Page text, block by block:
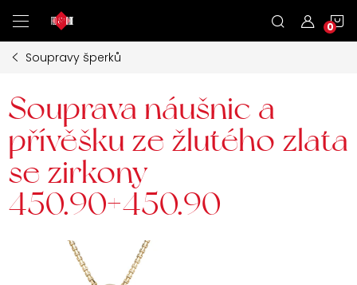
na
obsah
Soupravy šperků
Souprava náušnic a
přívěšku ze žlutého zlata
se zirkony
450.90+450.90